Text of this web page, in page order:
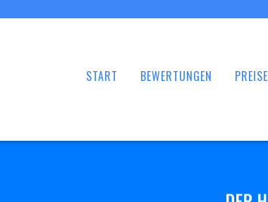
START BEWERTUNGEN PREISE